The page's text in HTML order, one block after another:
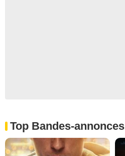
Top Bandes-annonces